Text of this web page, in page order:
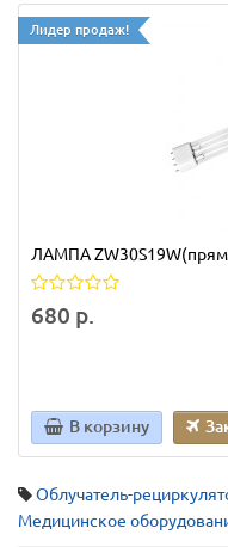
Лидер продаж!
ЛАМПА
680 р.
В корзину
Облучатель-
Медицинское